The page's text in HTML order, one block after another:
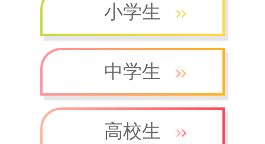
小学生
中学生
高校生